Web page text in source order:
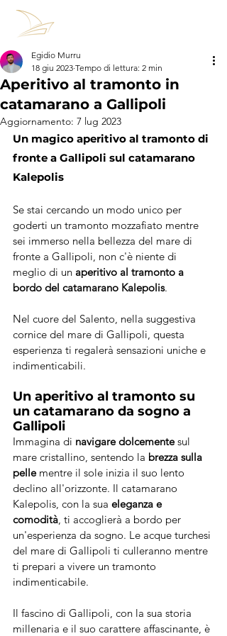
Aperitivo al tramonto in
catamarano a Gallipoli
Egidio Murru
18 giu 2023 Tempo di lettura: 2 min
Aggiornamento: 7 lug 2023
Un magico aperitivo al tramonto di
fronte a Gallipoli sul catamarano
Kalepolis
Se stai cercando un modo unico per
goderti un tramonto mozzafiato mentre
sei immerso nella bellezza del mare di
fronte a Gallipoli, non c'è niente di
meglio di un aperitivo al tramonto a
bordo del catamarano Kalepolis.
Nel cuore del Salento, nella suggestiva
cornice del mare di Gallipoli, questa
esperienza ti regalerà sensazioni uniche e
indimenticabili.
Un aperitivo al tramonto su
un catamarano da sogno a
Gallipoli
Immagina di navigare dolcemente sul
mare cristallino, sentendo la brezza sulla
pelle mentre il sole inizia il suo lento
declino all'orizzonte. Il catamarano
Kalepolis, con la sua eleganza e
comodità, ti accoglierà a bordo per
un'esperienza da sogno. Le acque turchesi
del mare di Gallipoli ti culleranno mentre
ti prepari a vivere un tramonto
indimenticabile.
Il fascino di Gallipoli, con la sua storia
millenaria e il suo carattere affascinante, è